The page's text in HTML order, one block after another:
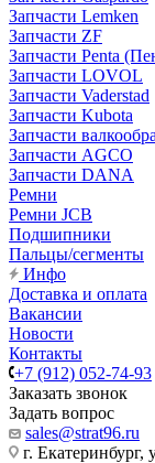
Запчасти Lemken
Запчасти ZF
Запчасти Penta
Запчасти LOVOL
Запчасти Vaderstad
Запчасти Kubota
Запчасти
Запчасти AGCO
Запчасти DANA
Ремни
Ремни JCB
Подшипники
Пальцы/сегменты
Инфо
Доставка и оплата
Вакансии
Новости
Контакты
+7 (912) 052-74-93
Заказать звонок
Задать вопрос
sales@strat96.ru
г.